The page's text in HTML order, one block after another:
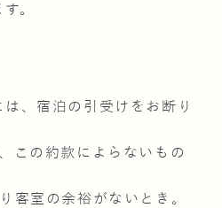
。
、宿泊の引受けをお断り
この約款によらないもの
客室の余裕がないとき。